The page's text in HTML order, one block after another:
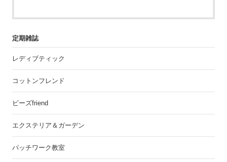
定期雑誌
レディブティック
コットンフレンド
ビーズfriend
エクステリア＆ガーデン
パッチワーク教室